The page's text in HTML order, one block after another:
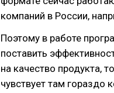
компаний в России,
Поэтому в работе
поставить
на качество продукта,
чувствует там гораздо